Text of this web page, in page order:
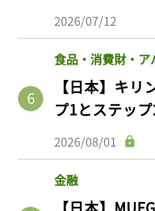
2026/07/12
食品・消費財・ア
【日本】キ
プ1とステッ
2026/08/01
金融
記事を